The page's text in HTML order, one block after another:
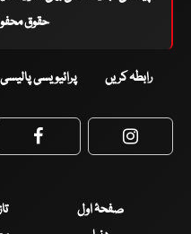
حقوق محفوظ
رابطہ کریں پرائیویسی پالیسی
Facebook
صفحۂ اول